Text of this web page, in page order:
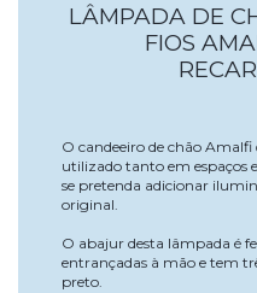
LÂMPADA DE
FIOS
O candeeiro de chão Amalfi
utilizado tanto em espaços
se pretenda adicionar
original.
O abajur desta lâmpada é
entrançadas à mão e tem
preto.